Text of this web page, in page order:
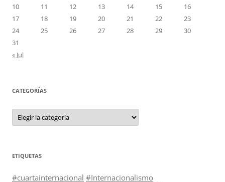
10
11 12 13 14 15
16
17
18 19 20 21 22
23
24
25 26 27 28 29
30
31
« Jul
CATEGORÍAS
Categorías
ETIQUETAS
#cuartainternacional #Internacionalismo